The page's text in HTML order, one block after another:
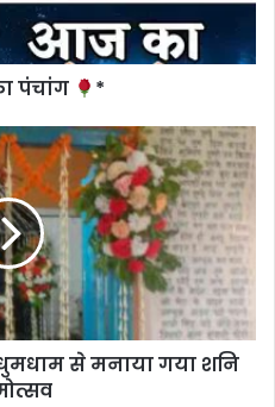
पंचांग *
से मनाया गया शनि